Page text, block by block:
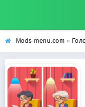
Mods-menu.com »